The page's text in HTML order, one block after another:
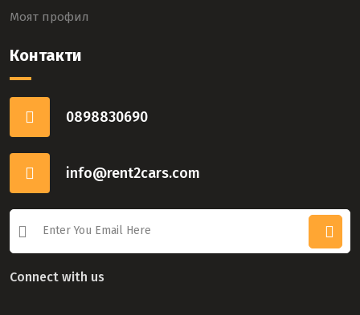
Моят профил
Контакти
0898830690
info@rent2cars.com
Connect with us